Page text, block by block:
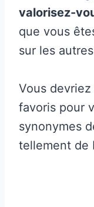
valorisez-
que vous
sur les
Vous
favoris pour
synonymes
tellement de